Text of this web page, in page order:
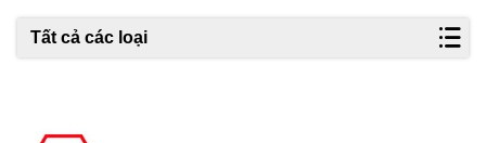
Tất cả các loại